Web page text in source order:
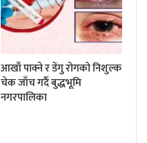
आखाँ पाक्ने र डेंगु रोगको निशुल्क
चेक जाँच गर्दै बुद्धभूमि
नगरपालिका